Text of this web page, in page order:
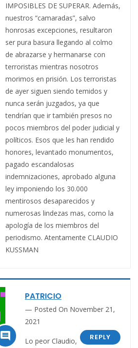
IMPOSIBLES DE SUPERAR. Además,
nuestros “camaradas”, salvo
honrosas excepciones, resultaron
ser pura basura llegando al colmo
de abrazarse y hermanarse con
terroristas mientras nosotros
morimos en prisión. Los terroristas
de ayer siguen siendo temidos y
nunca serán juzgados, ya que
tendrían que ir también presos no
pocos miembros del poder judicial y
políticos. Esos que les han rendido
honores, levantado monumentos,
pagado escandalosas
indemnizaciones, aprobado alguna
ley imponiendo los 30.000
mentirosos desaparecidos y
numerosas lindezas mas, como la
apología de los miembros del
periodismo. Atentamente CLAUDIO
KUSSMAN

PATRICIO
Posted On November 21,
2021
REPLY
Lo peor Claudio,